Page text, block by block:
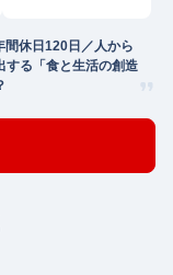
間休日120日／人から
る「食と生活の創造